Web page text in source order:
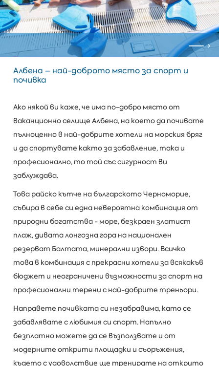
Албена – най-доброто място за спорт и
почивка
Ако някой ви каже, че има по-добро място от
ваканционно селище Албена, на което да почивате
пълноценно в най-добрите хотели на морския бряг
и да спортувате както за забавление, така и
професионално, то той със сигурност ви
заблуждава.
Това райско кътче на българското Черноморие,
събира в себе си една невероятна комбинация от
природни богатства - море, безкраен златист
плаж, дивата лонгозна гора на национален
резерват Балтата, минерални извори. Всичко
това в комбинация с прекрасни хотели за всякакъв
бюджет и неограничени възможности за спорт на
професионални терени с най-добрите треньори.
Направете почивката си незабравима, като се
забавлявате с любимия си спорт. Напълно
безплатно можете да се възползвате и от
модерните открити площадки и съоръжения,
където с удоволствие ще тренирате на открито